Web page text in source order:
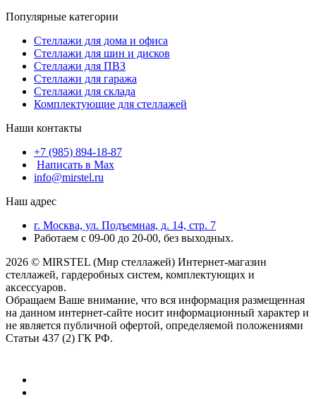
Популярные категории
Стеллажи для дома и офиса
Стеллажи для шин и дисков
Стеллажи для ПВЗ
Стеллажи для гаража
Стеллажи для склада
Комплектующие для стеллажей
Наши контакты
+7 (985) 894-18-87
Написать в Max
info@mirstel.ru
Наш адрес
г. Москва, ул. Подъемная, д. 14, стр. 7
Работаем с 09-00 до 20-00, без выходных.
2026 © MIRSTEL (Мир стеллажей) Интернет-магазин
стеллажей, гардеробных систем, комплектующих и
аксессуаров.
Обращаем Ваше внимание, что вся информация размещенная
на данном интернет-сайте носит информационный характер и
не является публичной офертой, определяемой положениями
Статьи 437 (2) ГК РФ.